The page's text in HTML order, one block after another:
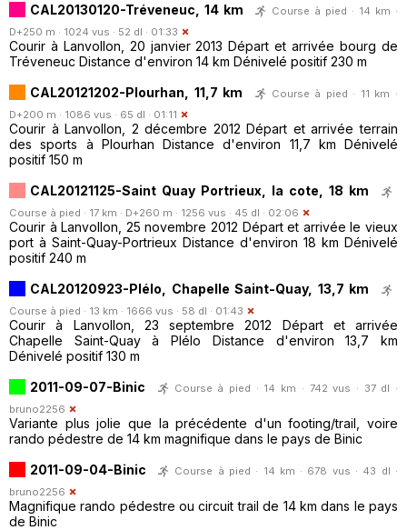
CAL20130120-Tréveneuc, 14 km
Course à pied · 14 km ·
D+250 m · 1024 vus · 52 dl · 01:33
Courir à Lanvollon, 20 janvier 2013 Départ et arrivée bourg de
Tréveneuc Distance d'environ 14 km Dénivelé positif 230 m
CAL20121202-Plourhan, 11,7 km
Course à pied · 11 km ·
D+200 m · 1086 vus · 65 dl · 01:11
Courir à Lanvollon, 2 décembre 2012 Départ et arrivée terrain
des sports à Plourhan Distance d'environ 11,7 km Dénivelé
positif 150 m
CAL20121125-Saint Quay Portrieux, la cote, 18 km
Course à pied · 17 km · D+260 m · 1256 vus · 45 dl · 02:06
Courir à Lanvollon, 25 novembre 2012 Départ et arrivée le vieux
port à Saint-Quay-Portrieux Distance d'environ 18 km Dénivelé
positif 240 m
CAL20120923-Plélo, Chapelle Saint-Quay, 13,7 km
Course à pied · 13 km · 1666 vus · 58 dl · 01:43
Courir à Lanvollon, 23 septembre 2012 Départ et arrivée
Chapelle Saint-Quay à Plélo Distance d'environ 13,7 km
Dénivelé positif 130 m
2011-09-07-Binic
Course à pied · 14 km · 742 vus · 37 dl ·
bruno2256
Variante plus jolie que la précédente d'un footing/trail, voire
rando pédestre de 14 km magnifique dans le pays de Binic
2011-09-04-Binic
Course à pied · 14 km · 678 vus · 43 dl ·
bruno2256
Magnifique rando pédestre ou circuit trail de 14 km dans le pays
de Binic